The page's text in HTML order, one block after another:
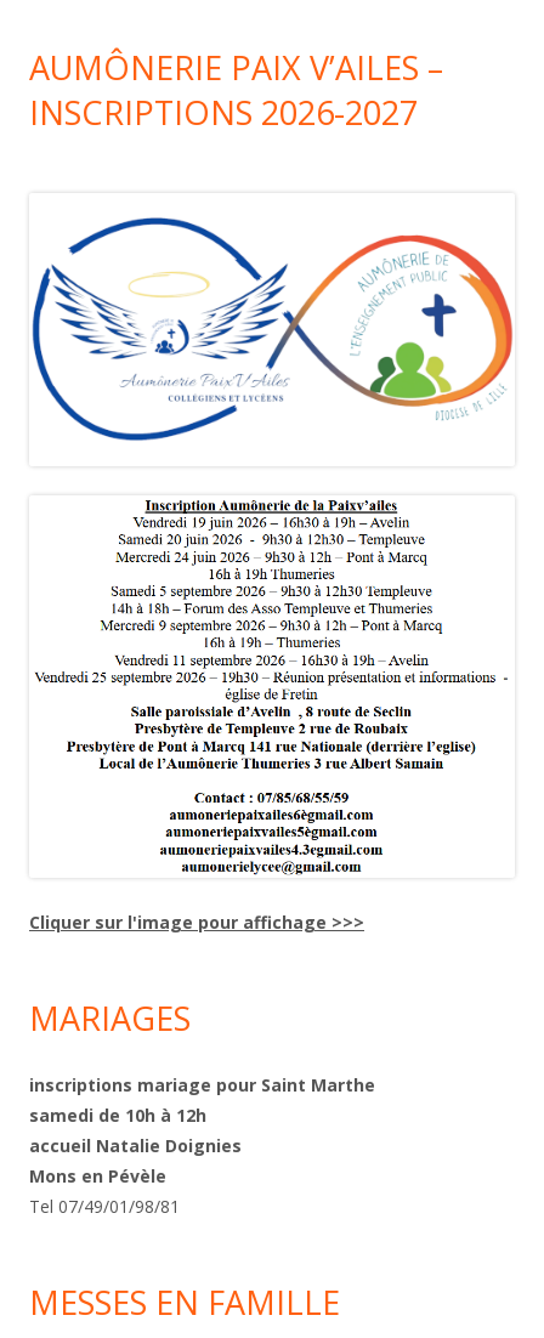
AUMÔNERIE PAIX V’AILES –
INSCRIPTIONS 2026-2027
Cliquer sur l'image pour affichage >>>
MARIAGES
inscriptions mariage pour Saint Marthe
samedi de 10h à 12h
accueil Natalie Doignies
Mons en Pévèle
Tel 07/49/01/98/81
MESSES EN FAMILLE